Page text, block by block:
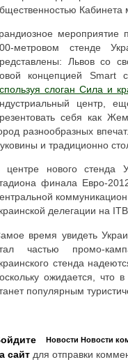
Кабинета
метровом стенде
Львов со
концепцией Smart
слоган Сила и
центр,
себя как
разнообразных
и традиционно
центре нового стенда
финала Евро-
делегации на
время увидеть
частью промо-
стенда
ожидается, что
популярным
Новости Новости
сайт для отправки